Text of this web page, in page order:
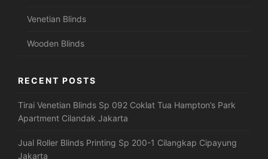
Venetian Blinds
Wooden Blinds
RECENT POSTS
Tirai Venetian Blinds Sp 092 Coklat Tua Hampton’s Park
Apartment Cilandak Jakarta
Jual Roller Blinds Printing Sp 200-1 Cilangkap Cipayung
Jakarta